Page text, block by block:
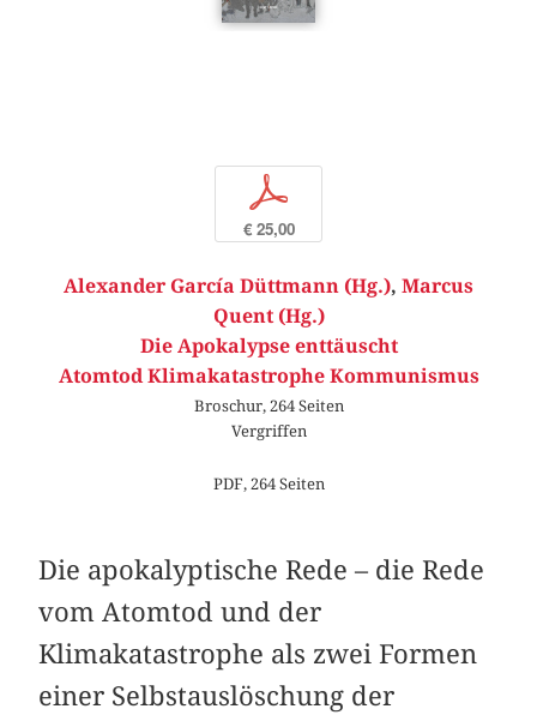
p
€ 25,00
Alexander García Düttmann (Hg.), Marcus
Quent (Hg.)
Die Apokalypse enttäuscht
Atomtod Klimakatastrophe Kommunismus
Broschur, 264 Seiten
Vergriffen
PDF, 264 Seiten
Die apokalyptische Rede – die Rede
vom Atomtod und der
Klimakatastrophe als zwei Formen
einer Selbstauslöschung der